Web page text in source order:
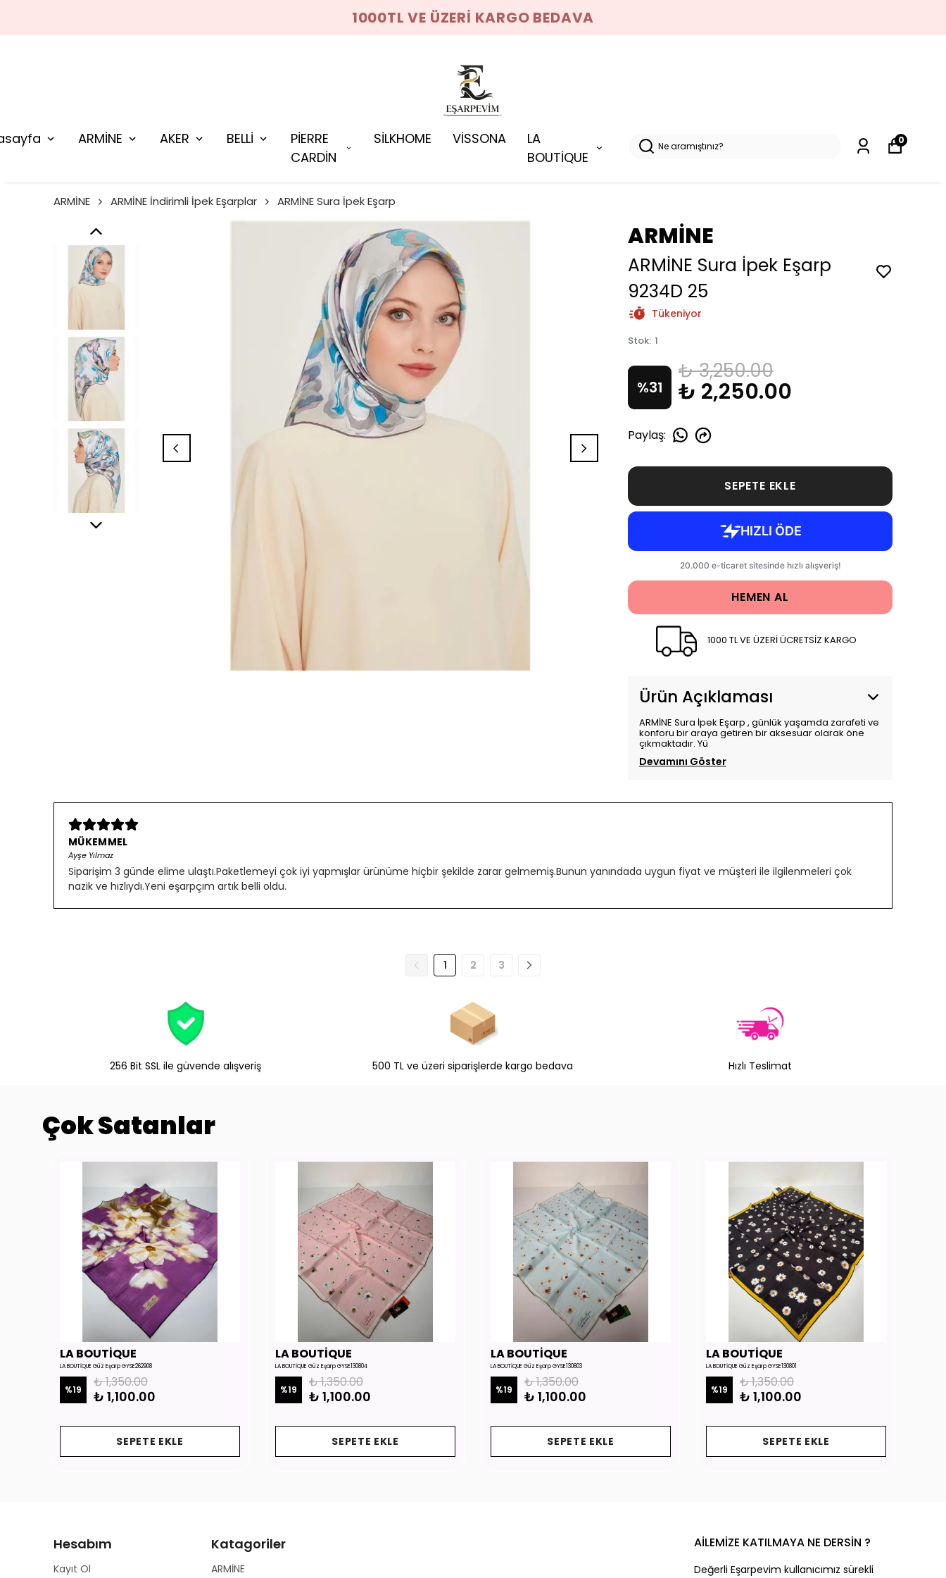
1000TL VE ÜZERİ KARGO BEDAVA
ARMİNE AKER BELLİ
PİERRE
CARDİN
SİLKHOME VİSSONA
LA
BOUTİQUE
0
ARMİNE ARMİNE İndirimli İpek Eşarplar ARMİNE Sura İpek Eşarp
ARMİNE
ARMİNE Sura İpek Eşarp
9234D 25
Tükeniyor
Stok: 1
%31
₺ 3,250.00
₺ 2,250.00
Paylaş:
SEPETE EKLE
HEMEN AL
1000 TL VE ÜZERİ ÜCRETSİZ KARGO
Ürün Açıklaması
ARMİNE Sura İpek Eşarp , günlük yaşamda zarafeti ve
konforu bir araya getiren bir aksesuar olarak öne
çıkmaktadır. Yü
Devamını Göster
MÜKEMMEL
Ayşe Yılmaz
Siparişim 3 günde elime ulaştı.Paketlemeyi çok iyi yapmışlar ürünüme hiçbir şekilde zarar gelmemiş.Bunun yanındada uygun fiyat ve müşteri ile ilgilenmeleri çok
nazik ve hızlıydı.Yeni eşarpçım artık belli oldu.
1 2 3
256 Bit SSL ile güvende alışveriş 500 TL ve üzeri siparişlerde kargo bedava Hızlı Teslimat
Çok Satanlar
LA BOUTİQUE
LA BOUTİQUE Güz Eşarp GYSE262908
%19 ₺ 1,350.00
₺ 1,100.00
SEPETE EKLE
LA BOUTİQUE
LA BOUTİQUE Güz Eşarp GYSE130804
%19 ₺ 1,350.00
₺ 1,100.00
SEPETE EKLE
LA BOUTİQUE
LA BOUTİQUE Güz Eşarp GYSE130803
%19 ₺ 1,350.00
₺ 1,100.00
SEPETE EKLE
LA BOUTİQUE
LA BOUTİQUE Güz Eşarp GYSE130801
%19 ₺ 1,350.00
₺ 1,100.00
SEPETE EKLE
Hesabım
Kayıt Ol
Katagoriler
ARMİNE
AİLEMİZE KATILMAYA NE DERSİN ?
Değerli Eşarpevim kullanıcımız sürekli